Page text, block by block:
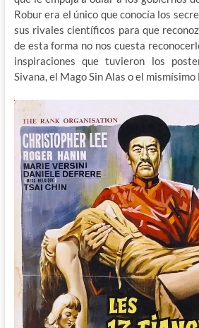
Robur era el único que conocía los
sus rivales científicos para que
de esta forma no nos cuesta
inspiraciones que tuvieron los
Sivana, el Mago Sin Alas o el